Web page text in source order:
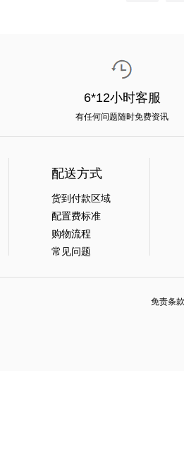
6*12小时客服
有任何问题随时免费资讯
配送方式
货到付款区域
配置费标准
购物流程
常见问题
免责条款